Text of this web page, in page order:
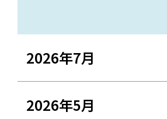
2026年7月
2026年5月